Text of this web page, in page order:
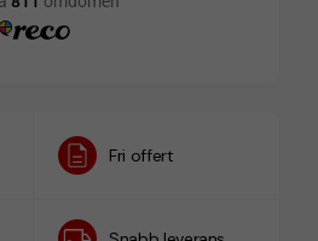
Fri offert